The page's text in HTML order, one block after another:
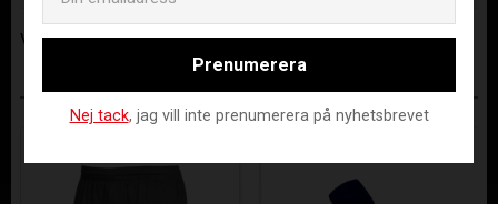
Visa alla produkter från Assist
ANDRA KÖPTE ÄVEN
Prenumerera
Nej tack, jag vill inte prenumerera på nyhetsbrevet